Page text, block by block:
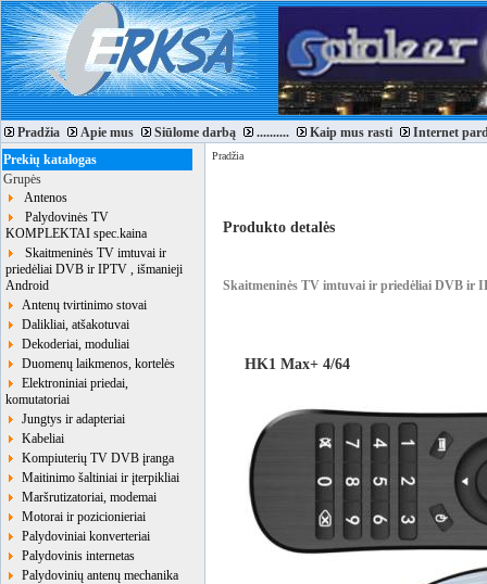
Pradžia Apie mus Siūlome darbą .......... Kaip mus rasti
Internet
Prekių katalogas
Grupės
Antenos
Palydovinės TV
KOMPLEKTAI spec.kaina
Skaitmeninės TV imtuvai ir
priedėliai DVB ir IPTV , išmanieji
Android
Antenų tvirtinimo stovai
Dalikliai, atšakotuvai
Dekoderiai, moduliai
Duomenų laikmenos, kortelės
Elektroniniai priedai,
komutatoriai
Jungtys ir adapteriai
Kabeliai
Kompiuterių TV DVB įranga
Maitinimo šaltiniai ir įterpikliai
Maršrutizatoriai, modemai
Motorai ir pozicionieriai
Palydoviniai konverteriai
Palydovinis internetas
Palydovinių antenų mechanika
Pradžia
Produkto detalės
Skaitmeninės TV imtuvai ir priedėliai DVB ir
HK1 Max+ 4/64